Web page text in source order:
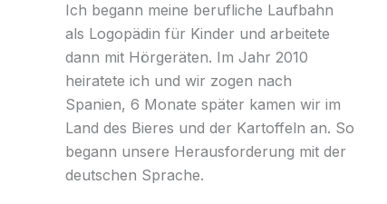
Ich begann meine berufliche Laufbahn
als Logopädin für Kinder und arbeitete
dann mit Hörgeräten. Im Jahr 2010
heiratete ich und wir zogen nach
Spanien, 6 Monate später kamen wir im
Land des Bieres und der Kartoffeln an. So
begann unsere Herausforderung mit der
deutschen Sprache.